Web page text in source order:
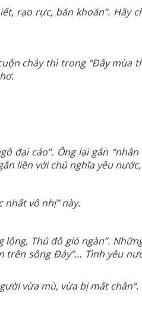
rạo rực, băn khoăn”. Hãy
chảy thì trong “Đây mùa
đại cáo”. Ông lại gắn
liền với chủ nghĩa yêu
nhất vô nhị” này.
Thủ đô gió ngàn”.
trên sông Đáy”… Tình yêu
vừa mù, vừa bị mất chân”.